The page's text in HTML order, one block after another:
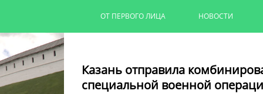
ОТ ПЕРВОГО ЛИЦА НОВОСТИ
Казань отправила
специальной военной